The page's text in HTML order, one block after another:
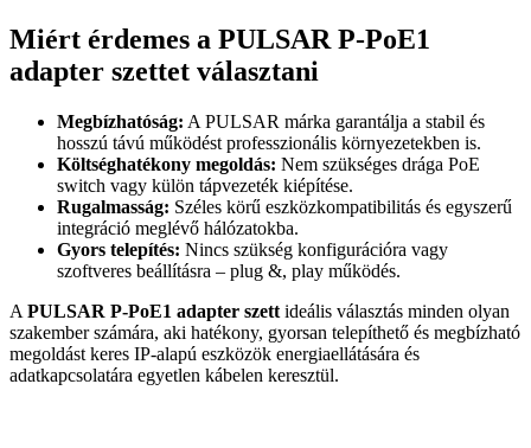
Miért érdemes a PULSAR P-PoE1
adapter szettet választani
Megbízhatóság: A PULSAR márka garantálja a stabil és
hosszú távú működést professzionális környezetekben is.
Költséghatékony megoldás: Nem szükséges drága PoE
switch vagy külön tápvezeték kiépítése.
Rugalmasság: Széles körű eszközkompatibilitás és egyszerű
integráció meglévő hálózatokba.
Gyors telepítés: Nincs szükség konfigurációra vagy
szoftveres beállításra – plug &, play működés.
A PULSAR P-PoE1 adapter szett ideális választás minden olyan
szakember számára, aki hatékony, gyorsan telepíthető és megbízható
megoldást keres IP-alapú eszközök energiaellátására és
adatkapcsolatára egyetlen kábelen keresztül.